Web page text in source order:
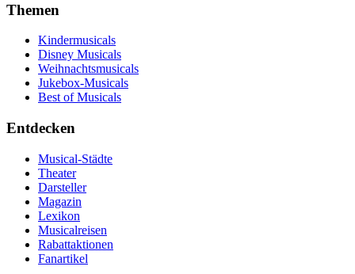
Themen
Kindermusicals
Disney Musicals
Weihnachtsmusicals
Jukebox-Musicals
Best of Musicals
Entdecken
Musical-Städte
Theater
Darsteller
Magazin
Lexikon
Musicalreisen
Rabattaktionen
Fanartikel